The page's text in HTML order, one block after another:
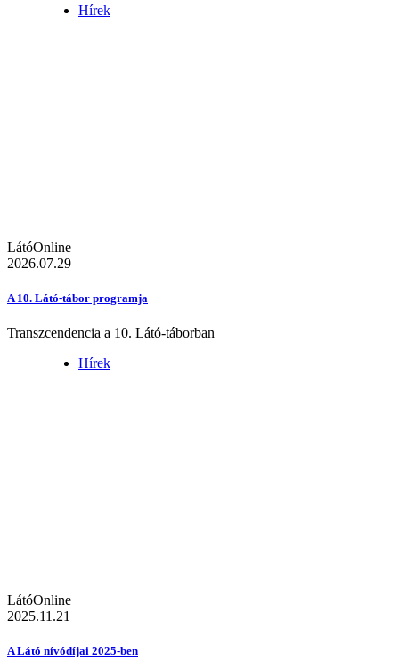
Hírek
LátóOnline
2026.07.29
A 10. Látó-tábor programja
Transzcendencia a 10. Látó-táborban
Hírek
LátóOnline
2025.11.21
A Látó nívódíjai 2025-ben